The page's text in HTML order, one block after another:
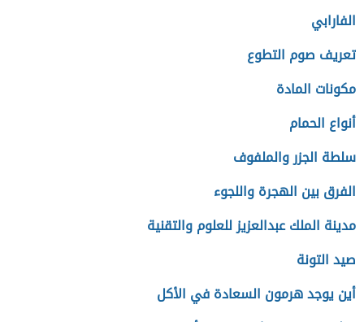
الفارابي
تعريف صوم التطوع
مكونات المادة
أنواع الحمام
سلطة الجزر والملفوف
الفرق بين الهجرة واللجوء
مدينة الملك عبدالعزيز للعلوم والتقنية
صيد التونة
أين يوجد هرمون السعادة في الأكل